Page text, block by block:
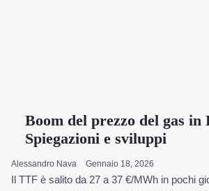
Boom del prezzo del gas in
Spiegazioni e sviluppi
Alessandro Nava Gennaio 18, 2026
Il TTF è salito da 27 a 37 €/MWh in pochi